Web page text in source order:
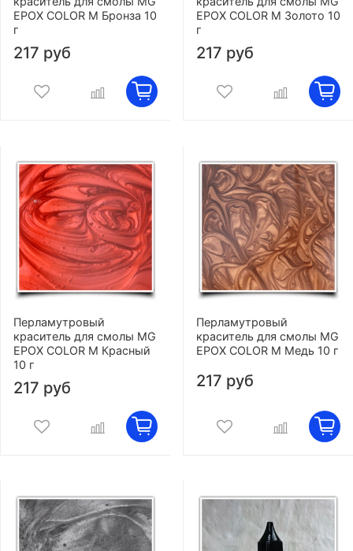
EPOX COLOR M Бронза 10
г
217 руб
EPOX COLOR M Золото 10
г
217 руб
Перламутровый
краситель для смолы MG
EPOX COLOR M Красный
10 г
217 руб
Перламутровый
краситель для смолы MG
EPOX COLOR M Медь 10 г
217 руб